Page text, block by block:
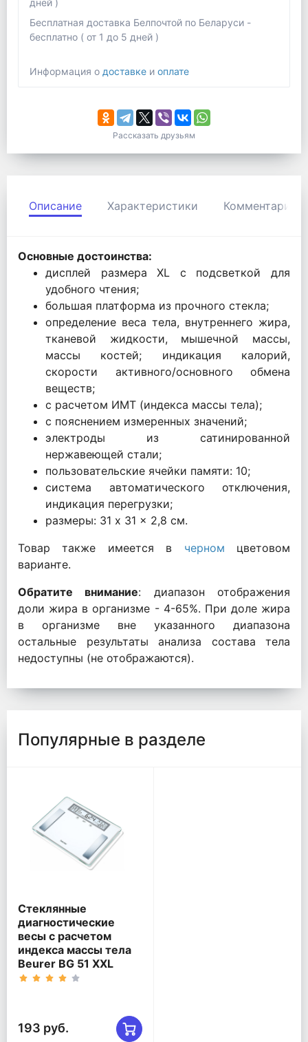
дней )
Бесплатная доставка Белпочтой по Беларуси -
бесплатно ( от 1 до 5 дней )
Информация о доставке и оплате
Рассказать друзьям
Описание Характеристики Комментарии
Основные достоинства:
дисплей размера XL с подсветкой для
удобного чтения;
большая платформа из прочного стекла;
определение веса тела, внутреннего жира,
тканевой жидкости, мышечной массы,
массы костей; индикация калорий,
скорости активного/основного обмена
веществ;
с расчетом ИМТ (индекса массы тела);
с пояснением измеренных значений;
электроды из сатинированной
нержавеющей стали;
пользовательские ячейки памяти: 10;
система автоматического отключения,
индикация перегрузки;
размеры: 31 x 31 x 2,8 см.
Товар также имеется в черном цветовом
варианте.
Обратите внимание: диапазон отображения
доли жира в организме - 4-65%. При доле жира
в организме вне указанного диапазона
остальные результаты анализа состава тела
недоступны (не отображаются).
Популярные в разделе
Стеклянные
диагностические
весы c расчетом
индекса массы тела
Beurer BG 51 XXL
193 руб.